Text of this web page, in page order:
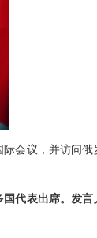
会议，并访问俄
国代表出席。发言